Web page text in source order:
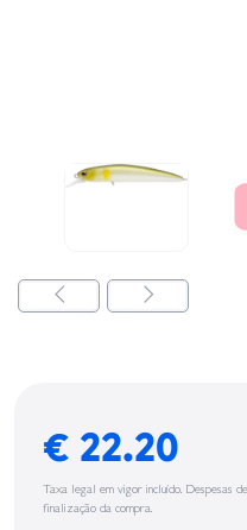
€ 22.20
Taxa legal em vigor incluído. Despesas
finalização da compra.